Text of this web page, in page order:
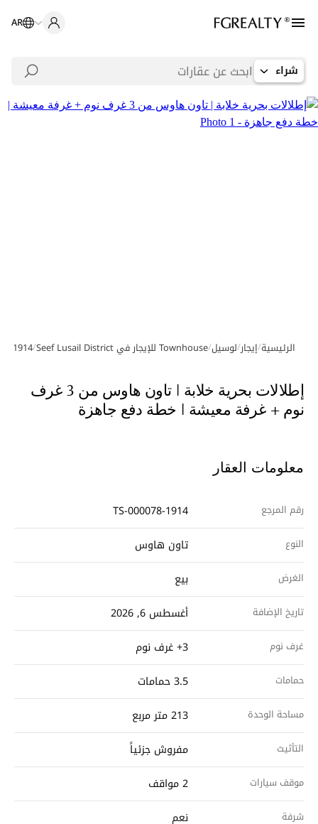
AR
شراء
معرض الصور فيديو
الرئيسية/إيجار/لوسيل/Townhouse للإيجار في Seef Lusail District /
1914
إطلالات بحرية خلابة | تاون هاوس من 3 غرف
نوم + غرفة معيشة | خطة دفع جاهزة
معلومات العقار
رقم المرجع TS-000078-1914
النوع تاون هاوس
الغرض بيع
تاريخ الإضافة أغسطس 6, 2026
غرف نوم 3+ غرف نوم
حمامات 3.5 حمامات
مساحة الوحدة 213 متر مربع
التأثيث مفروش جزئياً
موقف سيارات 2 مواقف
شرفة نعم